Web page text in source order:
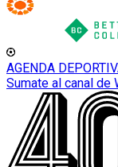
AGENDA
Sumate al canal de